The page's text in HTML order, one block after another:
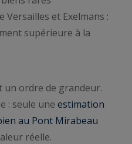
Versailles et Exelmans :
supérieure à la
un ordre de grandeur.
: seule une estimation
au Pont Mirabeau
réelle.